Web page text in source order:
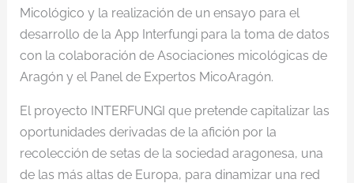
Micológico y la realización de un ensayo para el
desarrollo de la App Interfungi para la toma de datos
con la colaboración de Asociaciones micológicas de
Aragón y el Panel de Expertos MicoAragón.
El proyecto INTERFUNGI que pretende capitalizar las
oportunidades derivadas de la afición por la
recolección de setas de la sociedad aragonesa, una
de las más altas de Europa, para dinamizar una red